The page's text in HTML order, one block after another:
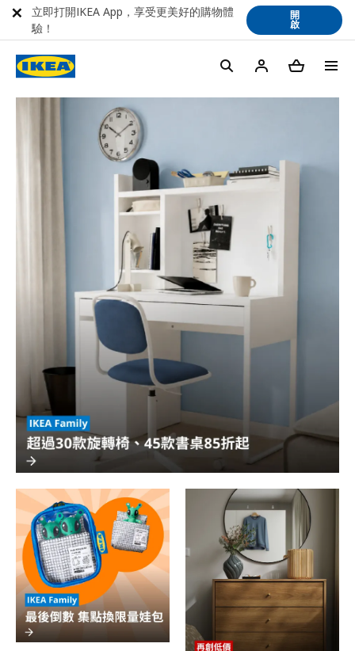
立即打開IKEA App，享受更美好的購物體
驗！
開
啟